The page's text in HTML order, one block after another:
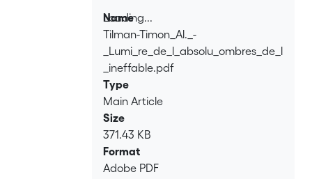
Loading...
Loading...
Name
Tilman-Timon_Al._-
_Lumi_re_de_l_absolu_ombres_de_l
_ineffable.pdf
Type
Main Article
Size
371.43 KB
Format
Adobe PDF